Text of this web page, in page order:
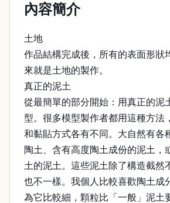
內容簡介
土地
作品結構完成後，所有的表面形狀
來就是土地的製作。
真正的泥土
從最簡單的部分開始：用真正的泥
型。很多模型製作者都用這種方法
和黏貼方式各有不同。大自然有各
陶土、含有高度陶土成份的泥土，
土的泥土。這些泥土除了構造截然
也不一樣。我個人比較喜歡陶土成
為它比較細，顆粒比「一般」泥土